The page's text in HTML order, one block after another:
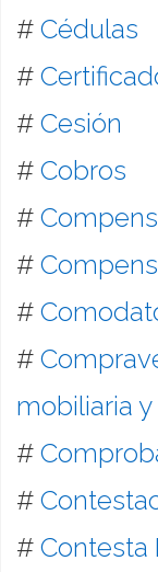
# Cédulas
#
# Cesión
# Cobros
#
#
#
#
mobiliaria
#
#
# Contesta